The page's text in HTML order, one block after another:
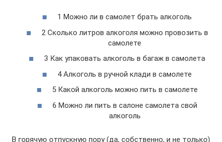
1 Можно ли в самолет брать алкоголь
2 Сколько литров алкоголя можно провозить в
самолете
3 Как упаковать алкоголь в багаж в самолета
4 Алкоголь в ручной клади в самолете
5 Какой алкоголь можно пить в самолете
6 Можно ли пить в салоне самолета свой
алкоголь
В горячую отпускную пору (да, собственно, и не только)